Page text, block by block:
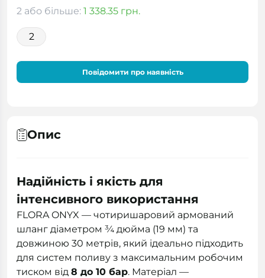
2 або більше: 1 338.35 грн.
2
Повідомити про наявність
Опис
Надійність і якість для
інтенсивного використання
FLORA ONYX — чотиришаровий армований
шланг діаметром ¾ дюйма (19 мм) та
довжиною 30 метрів, який ідеально підходить
для систем поливу з максимальним робочим
тиском від 8 до 10 бар. Матеріал —